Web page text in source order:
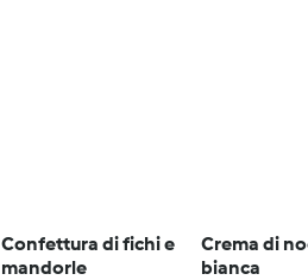
Confettura di fichi e
mandorle
Crema di
bianca